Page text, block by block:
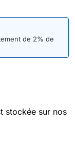
de 2% de
stockée sur nos